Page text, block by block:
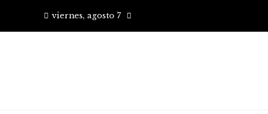
viernes, agosto 7